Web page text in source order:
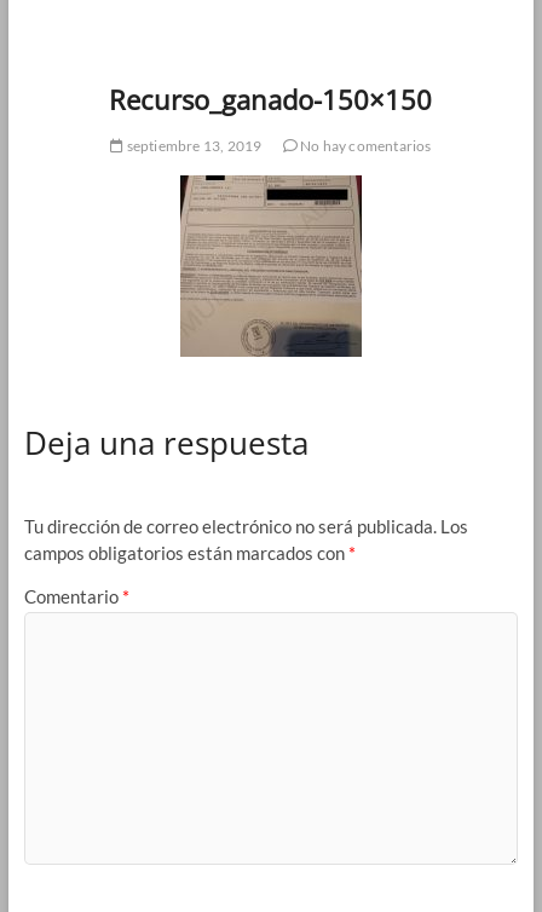
Recurso_ganado-150×150
septiembre 13, 2019 No hay comentarios
Deja una respuesta
Tu dirección de correo electrónico no será publicada. Los
campos obligatorios están marcados con *
Comentario *